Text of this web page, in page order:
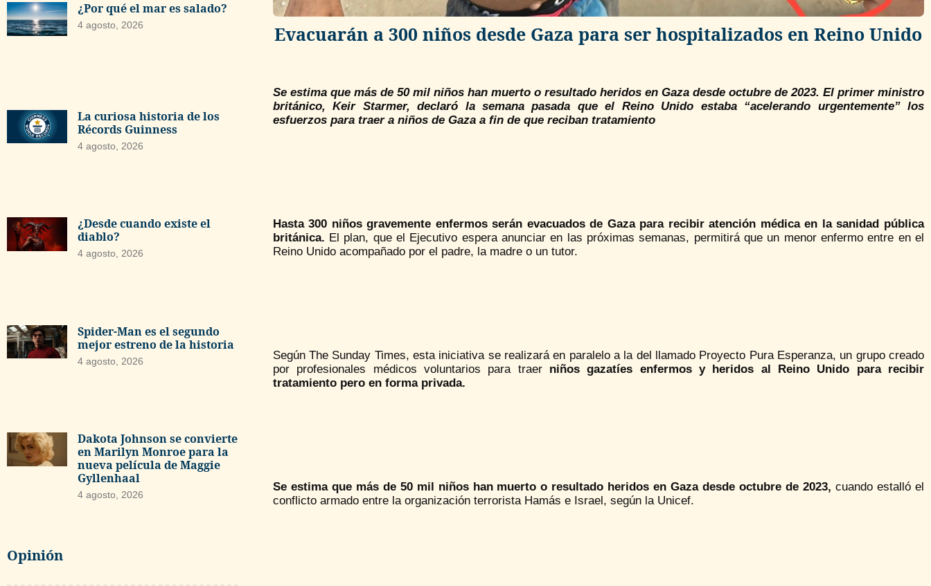
¿Por qué el mar es salado?
4 agosto, 2026
La curiosa historia de los
Récords Guinness
4 agosto, 2026
¿Desde cuando existe el
diablo?
4 agosto, 2026
Spider-Man es el segundo
mejor estreno de la historia
4 agosto, 2026
Dakota Johnson se convierte
en Marilyn Monroe para la
nueva película de Maggie
Gyllenhaal
4 agosto, 2026
Opinión
Evacuarán a 300 niños desde Gaza para ser hospitalizados en Reino Unido
Se estima que más de 50 mil niños han muerto o resultado heridos en Gaza desde octubre de 2023. El primer ministro
británico, Keir Starmer, declaró la semana pasada que el Reino Unido estaba “acelerando urgentemente” los
esfuerzos para traer a niños de Gaza a fin de que reciban tratamiento
Hasta 300 niños gravemente enfermos serán evacuados de Gaza para recibir atención médica en la sanidad pública
británica. El plan, que el Ejecutivo espera anunciar en las próximas semanas, permitirá que un menor enfermo entre en el
Reino Unido acompañado por el padre, la madre o un tutor.
Según The Sunday Times, esta iniciativa se realizará en paralelo a la del llamado Proyecto Pura Esperanza, un grupo creado
por profesionales médicos voluntarios para traer niños gazatíes enfermos y heridos al Reino Unido para recibir
tratamiento pero en forma privada.
Se estima que más de 50 mil niños han muerto o resultado heridos en Gaza desde octubre de 2023, cuando estalló el
conflicto armado entre la organización terrorista Hamás e Israel, según la Unicef.